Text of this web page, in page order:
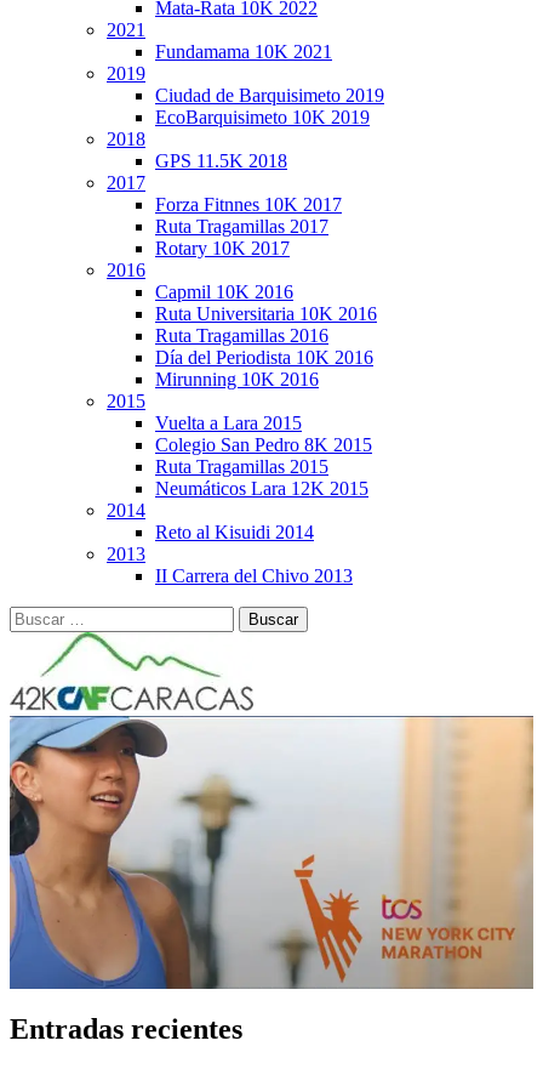
Mata-Rata 10K 2022
2021
Fundamama 10K 2021
2019
Ciudad de Barquisimeto 2019
EcoBarquisimeto 10K 2019
2018
GPS 11.5K 2018
2017
Forza Fitnnes 10K 2017
Ruta Tragamillas 2017
Rotary 10K 2017
2016
Capmil 10K 2016
Ruta Universitaria 10K 2016
Ruta Tragamillas 2016
Día del Periodista 10K 2016
Mirunning 10K 2016
2015
Vuelta a Lara 2015
Colegio San Pedro 8K 2015
Ruta Tragamillas 2015
Neumáticos Lara 12K 2015
2014
Reto al Kisuidi 2014
2013
II Carrera del Chivo 2013
Buscar:
Entradas recientes